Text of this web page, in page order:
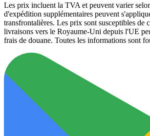
Les prix incluent la TVA et peuvent varier
d'expédition supplémentaires peuvent
transfrontalières. Les prix sont susceptibles de
livraisons vers le Royaume-Uni depuis l'UE
frais de douane. Toutes les informations sont